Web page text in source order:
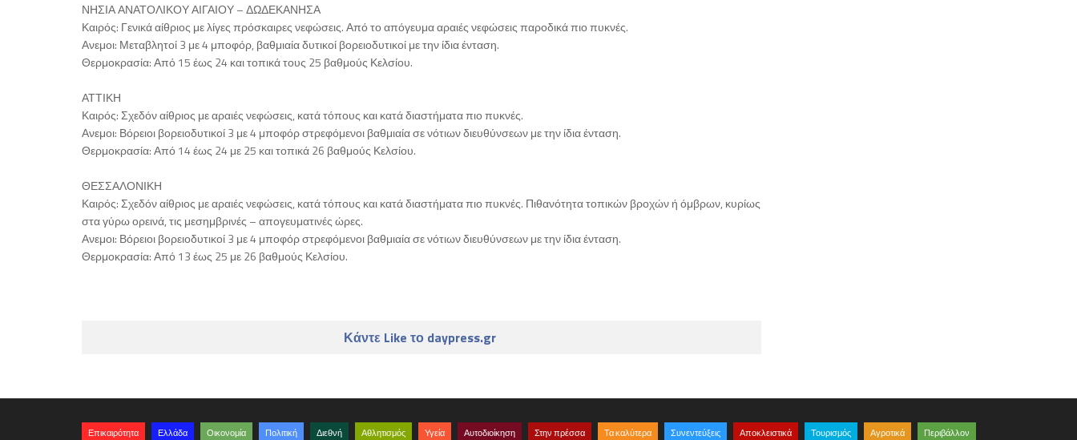
ΝΗΣΙΑ ΑΝΑΤΟΛΙΚΟΥ ΑΙΓΑΙΟΥ – ΔΩΔΕΚΑΝΗΣΑ
Καιρός: Γενικά αίθριος με λίγες πρόσκαιρες νεφώσεις. Από το απόγευμα αραιές νεφώσεις παροδικά πιο πυκνές.
Ανεμοι: Μεταβλητοί 3 με 4 μποφόρ, βαθμιαία δυτικοί βορειοδυτικοί με την ίδια ένταση.
Θερμοκρασία: Από 15 έως 24 και τοπικά τους 25 βαθμούς Κελσίου.
ΑΤΤΙΚΗ
Καιρός: Σχεδόν αίθριος με αραιές νεφώσεις, κατά τόπους και κατά διαστήματα πιο πυκνές.
Ανεμοι: Βόρειοι βορειοδυτικοί 3 με 4 μποφόρ στρεφόμενοι βαθμιαία σε νότιων διευθύνσεων με την ίδια ένταση.
Θερμοκρασία: Από 14 έως 24 με 25 και τοπικά 26 βαθμούς Κελσίου.
ΘΕΣΣΑΛΟΝΙΚΗ
Καιρός: Σχεδόν αίθριος με αραιές νεφώσεις, κατά τόπους και κατά διαστήματα πιο πυκνές. Πιθανότητα τοπικών βροχών ή όμβρων, κυρίως
στα γύρω ορεινά, τις μεσημβρινές – απογευματινές ώρες.
Ανεμοι: Βόρειοι βορειοδυτικοί 3 με 4 μποφόρ στρεφόμενοι βαθμιαία σε νότιων διευθύνσεων με την ίδια ένταση.
Θερμοκρασία: Από 13 έως 25 με 26 βαθμούς Κελσίου.
Κάντε Like το daypress.gr
Επικαιρότητα Ελλάδα Οικονομία Πολιτική Διεθνή Αθλητισμός Υγεία Αυτοδιοίκηση Στην πρέσσα Τα καλύτερα Συνεντεύξεις Αποκλειστικά Τουρισμός Αγροτικά Περιβάλλον